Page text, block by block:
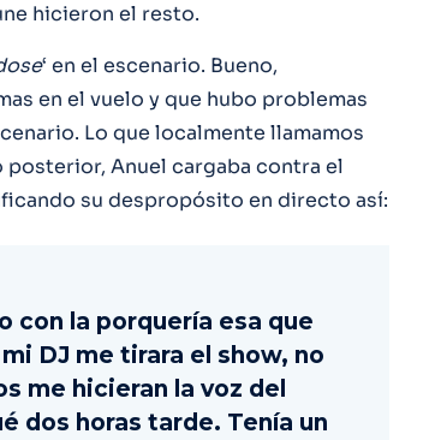
hicieron el resto.
‘ en el escenario. Bueno,
en el vuelo y que hubo problemas
Lo que localmente llamamos
posterior, Anuel cargaba contra el
su despropósito en directo así:
con la porquería esa que
DJ me tirara el show, no
me hicieran la voz del
dos horas tarde. Tenía un